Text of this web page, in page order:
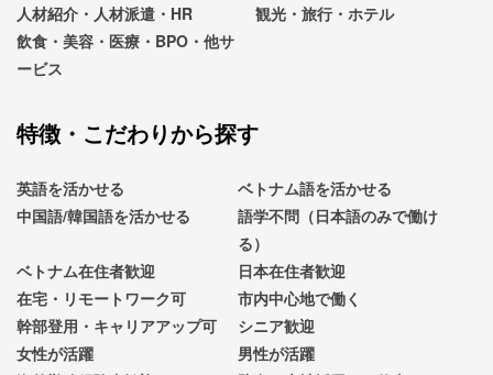
人材紹介・人材派遣・HR
観光・旅行・ホテル
飲食・美容・医療・BPO・他サ
ービス
特徴・こだわりから探す
英語を活かせる
ベトナム語を活かせる
中国語/韓国語を活かせる
語学不問（日本語のみで働け
る）
ベトナム在住者歓迎
日本在住者歓迎
在宅・リモートワーク可
市内中心地で働く
幹部登用・キャリアアップ可
シニア歓迎
女性が活躍
男性が活躍